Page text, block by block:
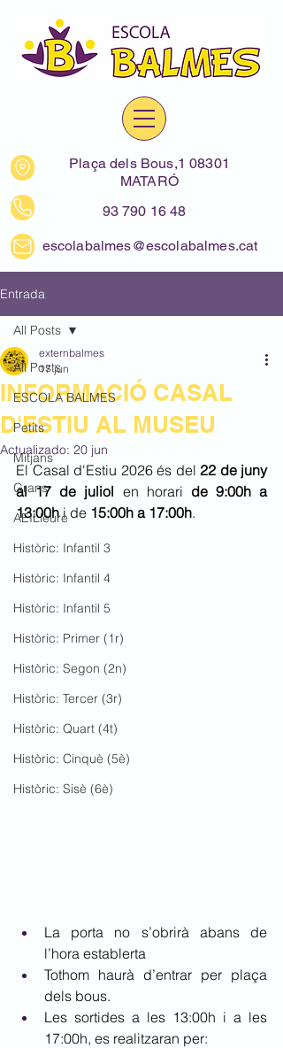
Plaça dels Bous,1 08301
MATARÓ
93 790 16 48
escolabalmes@escolabalmes.cat
Entrada
All Posts
ESCOLA BALMES
Petits
Mitjans
Grans
AEILleure
Històric: Infantil 3
Històric: Infantil 4
Històric: Infantil 5
Històric: Primer (1r)
Històric: Segon (2n)
Històric: Tercer (3r)
Històric: Quart (4t)
Històric: Cinquè (5è)
Històric: Sisè (6è)
All Posts
INFORMACIÓ CASAL
D'ESTIU AL MUSEU
externbalmes
17 jun
Actualizado: 20 jun
El Casal d'Estiu 2026 és del 22 de juny
al 17 de juliol en horari de 9:00h a
13:00h i de 15:00h a 17:00h.
La porta no s’obrirà abans de
l’hora establerta
Tothom haurà d’entrar per plaça
dels bous.
Les sortides a les 13:00h i a les
17:00h, es realitzaran per: